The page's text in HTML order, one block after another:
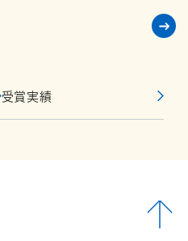
受賞実績